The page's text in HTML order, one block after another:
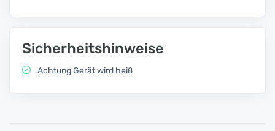
Sicherheitshinweise
Achtung Gerät wird heiß